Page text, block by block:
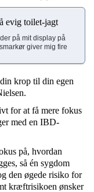
evig toilet-jagt
på mit display på
giver mig fire
krop til din egen
for at få mere fokus
med en IBD-
på, hvordan
så én sygdom
den øgede risiko for
kræftrisikoen ønsker